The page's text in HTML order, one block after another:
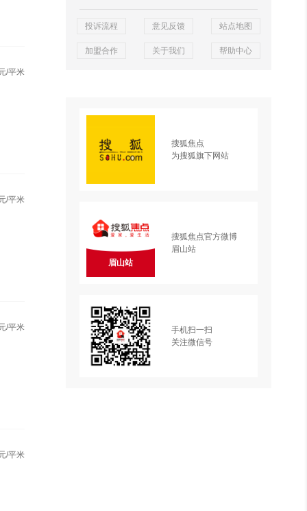
/平米
/平米
/平米
/平米
投诉流程 意见反馈 站点地图
加盟合作 关于我们 帮助中心
搜狐焦点
为搜狐旗下网站
眉山站
搜狐焦点官方微博
眉山站
手机扫一扫
关注微信号